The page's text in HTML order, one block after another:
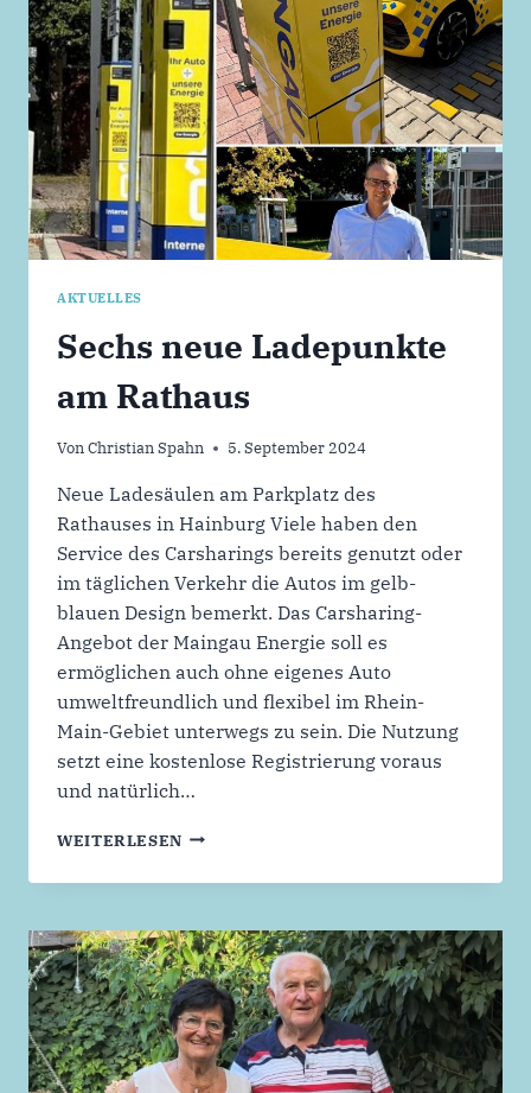
AKTUELLES
Sechs neue Ladepunkte
am Rathaus
VonChristian Spahn 5. September 2024
Neue Ladesäulen am Parkplatz des
Rathauses in Hainburg Viele haben den
Service des Carsharings bereits genutzt oder
im täglichen Verkehr die Autos im gelb-
blauen Design bemerkt. Das Carsharing-
Angebot der Maingau Energie soll es
ermöglichen auch ohne eigenes Auto
umweltfreundlich und flexibel im Rhein-
Main-Gebiet unterwegs zu sein. Die Nutzung
setzt eine kostenlose Registrierung voraus
und natürlich…
WEITERLESEN SECHS
LADEPUNKTE
RATHAUS